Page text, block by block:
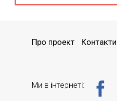
Про проект Контакти
Ми в інтернеті: